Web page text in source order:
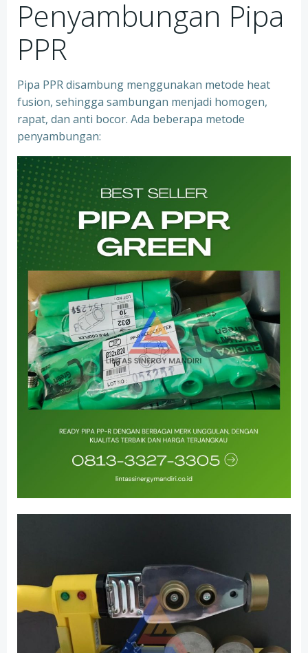
Penyambungan Pipa
PPR
Pipa PPR disambung menggunakan metode heat
fusion, sehingga sambungan menjadi homogen,
rapat, dan anti bocor. Ada beberapa metode
penyambungan: